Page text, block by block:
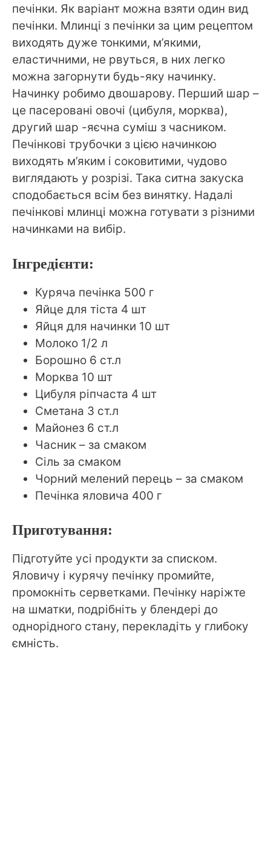
печінки. Як варіант можна взяти один вид
печінки. Млинці з печінки за цим рецептом
виходять дуже тонкими, м’якими,
еластичними, не рвуться, в них легко
можна загорнути будь-яку начинку.
Начинку робимо двошарову. Перший шар –
це пасеровані овочі (цибуля, морква),
другий шар -яєчна суміш з часником.
Печінкові трубочки з цією начинкою
виходять м’яким і соковитими, чудово
виглядають у розрізі. Така ситна закуска
сподобається всім без винятку. Надалі
печінкові млинці можна готувати з різними
начинками на вибір.
Інгредієнти:
Куряча печінка 500 г
Яйце для тіста 4 шт
Яйця для начинки 10 шт
Молоко 1/2 л
Борошно 6 ст.л
Морква 10 шт
Цибуля ріпчаста 4 шт
Сметана 3 ст.л
Майонез 6 ст.л
Часник – за смаком
Сіль за смаком
Чорний мелений перець – за смаком
Печінка яловича 400 г
Приготування:
Підготуйте усі продукти за списком.
Яловичу і курячу печінку промийте,
промокніть серветками. Печінку наріжте
на шматки, подрібніть у блендері до
однорідного стану, перекладіть у глибоку
ємність.